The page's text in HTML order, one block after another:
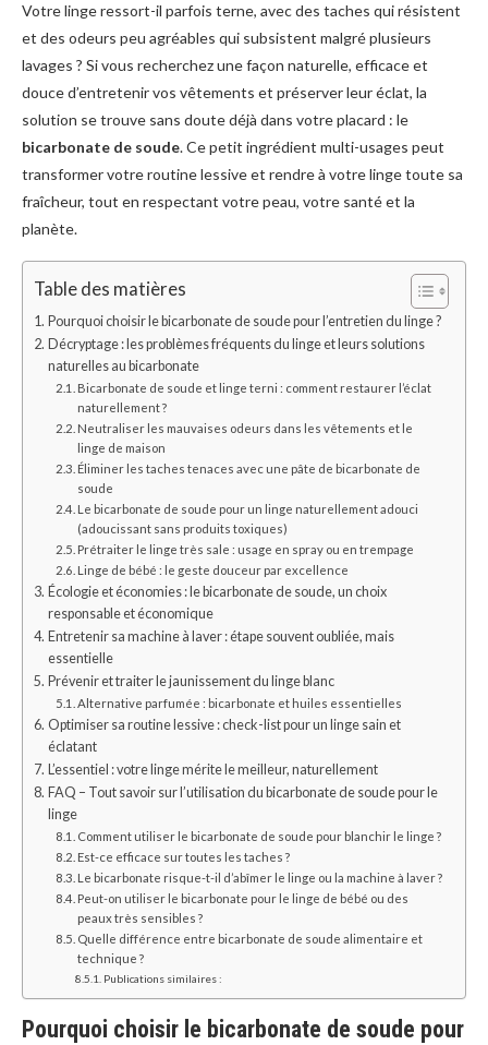
Votre linge ressort-il parfois terne, avec des taches qui résistent
et des odeurs peu agréables qui subsistent malgré plusieurs
lavages ? Si vous recherchez une façon naturelle, efficace et
douce d’entretenir vos vêtements et préserver leur éclat, la
solution se trouve sans doute déjà dans votre placard : le
bicarbonate de soude. Ce petit ingrédient multi-usages peut
transformer votre routine lessive et rendre à votre linge toute sa
fraîcheur, tout en respectant votre peau, votre santé et la
planète.
Table des matières
Pourquoi choisir le bicarbonate de soude pour l’entretien du linge ?
Décryptage : les problèmes fréquents du linge et leurs solutions
naturelles au bicarbonate
Bicarbonate de soude et linge terni : comment restaurer l’éclat
naturellement ?
Neutraliser les mauvaises odeurs dans les vêtements et le
linge de maison
Éliminer les taches tenaces avec une pâte de bicarbonate de
soude
Le bicarbonate de soude pour un linge naturellement adouci
(adoucissant sans produits toxiques)
Prétraiter le linge très sale : usage en spray ou en trempage
Linge de bébé : le geste douceur par excellence
Écologie et économies : le bicarbonate de soude, un choix
responsable et économique
Entretenir sa machine à laver : étape souvent oubliée, mais
essentielle
Prévenir et traiter le jaunissement du linge blanc
Alternative parfumée : bicarbonate et huiles essentielles
Optimiser sa routine lessive : check-list pour un linge sain et
éclatant
L’essentiel : votre linge mérite le meilleur, naturellement
FAQ – Tout savoir sur l’utilisation du bicarbonate de soude pour le
linge
Comment utiliser le bicarbonate de soude pour blanchir le linge ?
Est-ce efficace sur toutes les taches ?
Le bicarbonate risque-t-il d’abîmer le linge ou la machine à laver ?
Peut-on utiliser le bicarbonate pour le linge de bébé ou des
peaux très sensibles ?
Quelle différence entre bicarbonate de soude alimentaire et
technique ?
Publications similaires :
Pourquoi choisir le bicarbonate de soude pour